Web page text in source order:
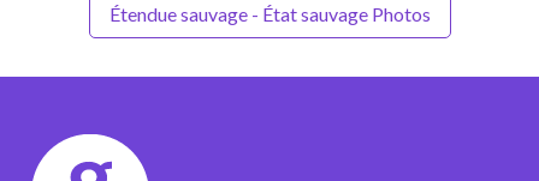
Étendue sauvage - État sauvage Photos